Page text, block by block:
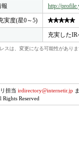
報 http://
実度(星0～5)
充実した
スは、変更になる可能性があり
担当 irdirectory@internetir.jp
Reserved